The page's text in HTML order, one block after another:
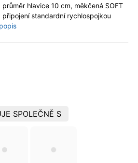
hlavice 10 cm, měkčená SOFT
standardní rychlospojkou
SPOLEČNĚ S